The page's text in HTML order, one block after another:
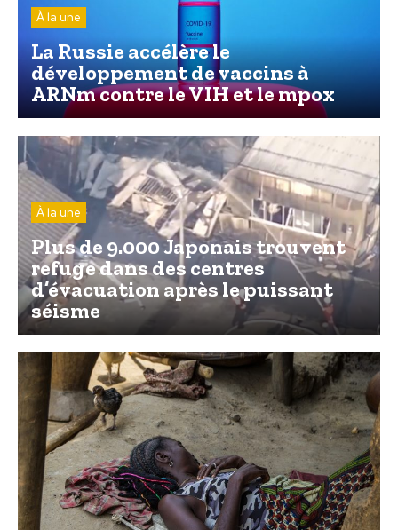
À la une
La Russie accélère le
développement de vaccins à
ARNm contre le VIH et le mpox
À la une
Plus de 9.000 Japonais trouvent
refuge dans des centres
d’évacuation après le puissant
séisme